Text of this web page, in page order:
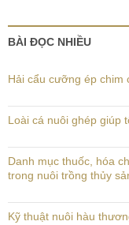
BÀI ĐỌC NHIỀU
Hải cẩu cưỡng ép chim
Loài cá nuôi ghép giúp
Danh mục thuốc, hóa
trong nuôi trồng thủy
Kỹ thuật nuôi hàu